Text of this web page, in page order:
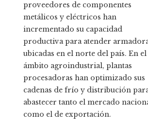
proveedores de componentes
metálicos y eléctricos han
incrementado su capacidad
productiva para atender
ubicadas en el norte del país. En el
ámbito agroindustrial, plantas
procesadoras han optimizado sus
cadenas de frío y distribución
abastecer tanto el mercado
como el de exportación.